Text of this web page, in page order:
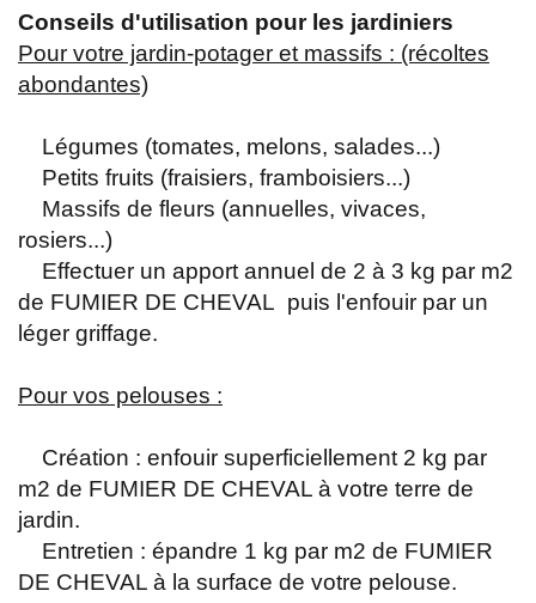
Conseils d'utilisation pour les jardiniers
Pour votre jardin-potager et massifs : (récoltes
abondantes)
Légumes (tomates, melons, salades...)
Petits fruits (fraisiers, framboisiers...)
Massifs de fleurs (annuelles, vivaces,
rosiers...)
Effectuer un apport annuel de 2 à 3 kg par m2
de FUMIER DE CHEVAL puis l'enfouir par un
léger griffage.
Pour vos pelouses :
Création : enfouir superficiellement 2 kg par
m2 de FUMIER DE CHEVAL à votre terre de
jardin.
Entretien : épandre 1 kg par m2 de FUMIER
DE CHEVAL à la surface de votre pelouse.